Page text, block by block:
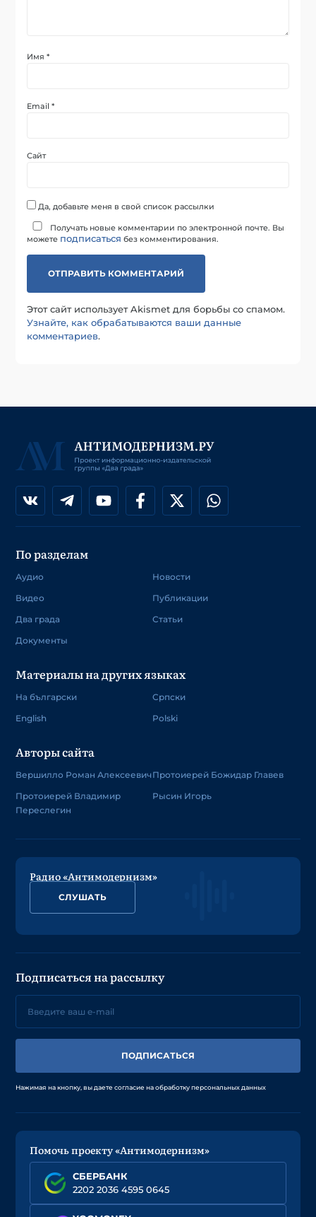
Имя*
Email*
Сайт
Да, добавьте меня в свой список рассылки
Получать новые комментарии по электронной почте. Вы
можете подписаться без комментирования.
Этот сайт использует Akismet для борьбы со спамом.
Узнайте, как обрабатываются ваши данные
комментариев.
По разделам
Аудио
Видео
Два града
Документы
Новости
Публикации
Статьи
Материалы на других языках
На български
English
Српски
Polski
Авторы сайта
Вершилло Роман Алексеевич
Протоиерей Владимир
Переслегин
Протоиерей Божидар Главев
Рысин Игорь
Радио «Антимодернизм»
СЛУШАТЬ
Подписаться на рассылку
ПОДПИСАТЬСЯ
Нажимая на кнопку, вы даете согласие на обработку персональных данных
Помочь проекту «Антимодернизм»
СБЕРБАНК
2202 2036 4595 0645